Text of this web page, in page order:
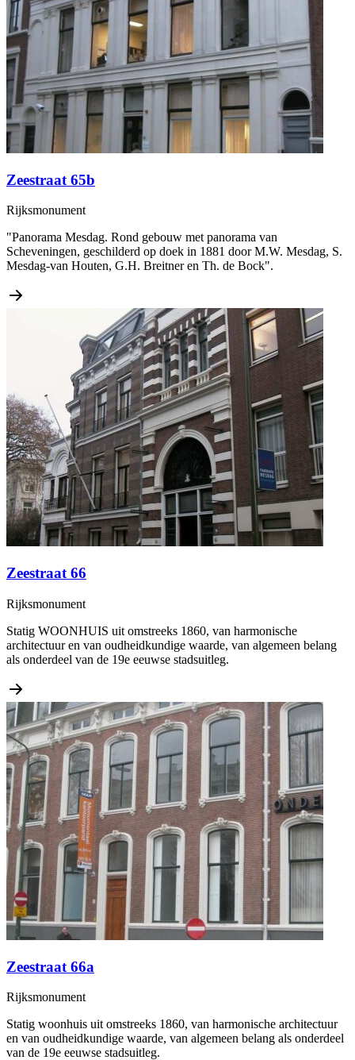
Zeestraat 65b
Rijksmonument
"Panorama Mesdag. Rond gebouw met panorama van
Scheveningen, geschilderd op doek in 1881 door M.W. Mesdag, S.
Mesdag-van Houten, G.H. Breitner en Th. de Bock".
Zeestraat 66
Rijksmonument
Statig WOONHUIS uit omstreeks 1860, van harmonische
architectuur en van oudheidkundige waarde, van algemeen belang
als onderdeel van de 19e eeuwse stadsuitleg.
Zeestraat 66a
Rijksmonument
Statig woonhuis uit omstreeks 1860, van harmonische architectuur
en van oudheidkundige waarde, van algemeen belang als onderdeel
van de 19e eeuwse stadsuitleg.